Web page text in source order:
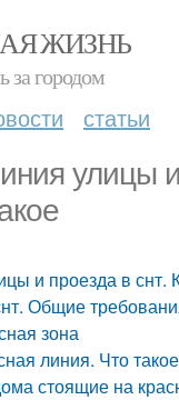
ЖИЗНЬ
за городом
статьи
улицы
и проезда в снт.
Общие
зона
линия. Что
стоящие на